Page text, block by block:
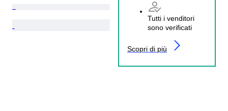
Tutti i venditori
sono verificati
Scopri di più